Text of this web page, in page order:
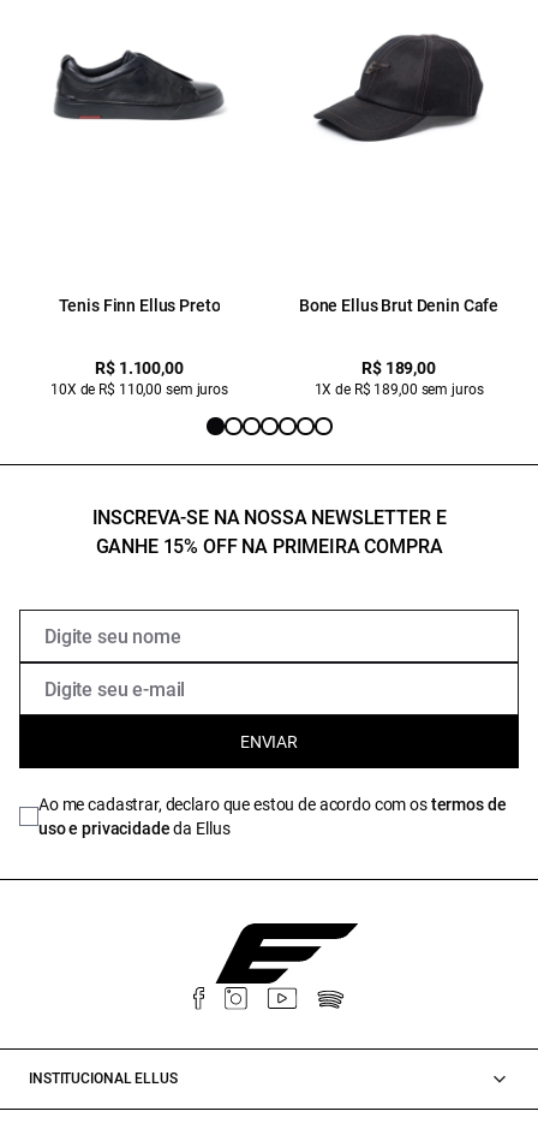
Tenis Finn Ellus Preto
R$ 1.100,00
10X de R$ 110,00 sem juros
Bone Ellus Brut Denin Cafe
R$ 189,00
1X de R$ 189,00 sem juros
INSCREVA-SE NA NOSSA NEWSLETTER E
GANHE 15% OFF NA PRIMEIRA COMPRA
ENVIAR
Ao me cadastrar, declaro que estou de acordo com ostermos de
uso e privacidadeda Ellus
INSTITUCIONAL ELLUS